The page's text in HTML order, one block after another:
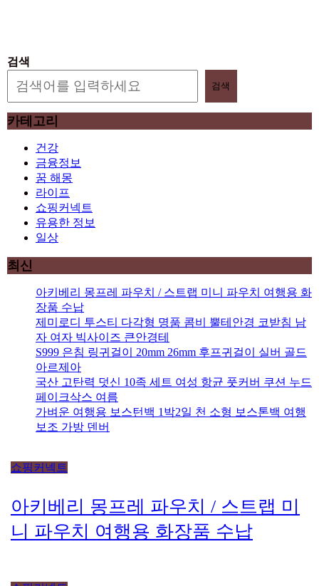
검색
검색
카테고리
건강
금융정보
꿈 해몽
라이프
쇼핑커넥트
유용한 정보
일상
최신
아키베리 몽프레 파우치 / 스트랩 미니 파우치 여행용 화
장품 수납
제미로디 투스티 다각형 명품 콤비 뿔테안경 코받침 남
자 여자 빅사이즈 큰안경테
S999 은침 링귀걸이 20mm 26mm 후프귀걸이 실버 골드
아르제아
국산 고탄력 덧신 10족 세트 여성 항균 풋커버 쿠션 누드
페이크삭스 여름
가벼운 여행용 보스턴백 1박2일 천 소형 보스톤백 여행
보조 가방 덴버
쇼핑커넥트
아키베리 몽프레 파우치 / 스트랩 미
니 파우치 여행용 화장품 수납